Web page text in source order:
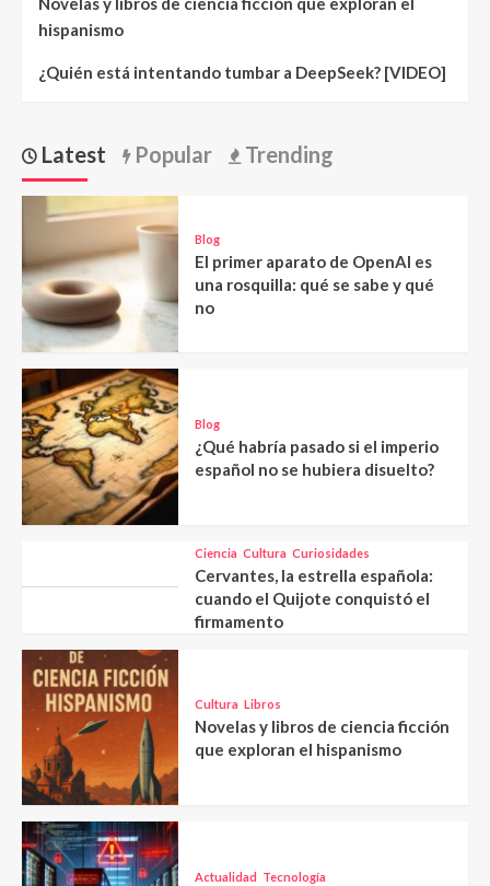
hispanismo
¿Quién está intentando tumbar a DeepSeek? [VIDEO]
Latest Popular Trending
Blog
El primer aparato de OpenAI es
una rosquilla: qué se sabe y qué
no
Blog
¿Qué habría pasado si el imperio
español no se hubiera disuelto?
Ciencia Cultura Curiosidades
Cervantes, la estrella española:
cuando el Quijote conquistó el
firmamento
Cultura Libros
Novelas y libros de ciencia ficción
que exploran el hispanismo
Actualidad Tecnología